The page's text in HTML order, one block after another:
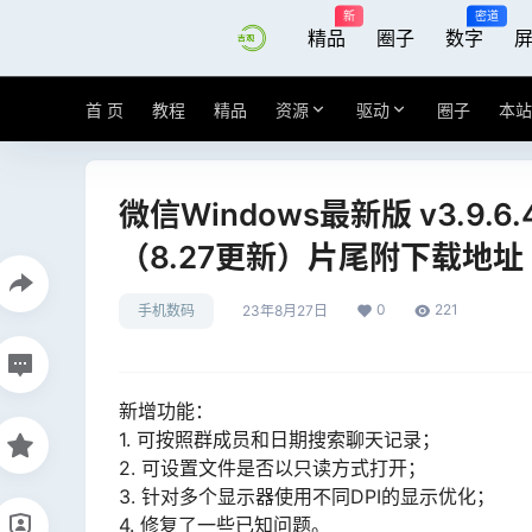
精品
新
圈子 数字
密道
首 页 教程 精品 资源 驱动 圈子 本
微信Windows最新版
（8.27更新）片尾附下载地址
手机数码 23年8月27日 0 221
新增功能：
1. 可按照群成员和日期搜索聊天记录；
2. 可设置文件是否以只读方式打开；
3. 针对多个显示器使用不同DPI的显示优化；
4. 修复了一些已知问题。